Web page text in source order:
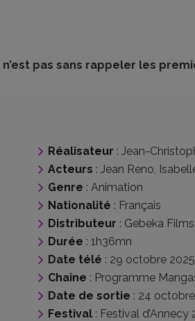
pas sans rappeler les
Réalisateur : Jean-
Acteurs : Jean Reno,
Genre : Animation
Nationalité : Français
Distributeur : Gebeka Films
Durée : 1h36mn
Date télé : 29 octobre 2025
Chaîne : Programme
Date de sortie : 24
Festival : Festival d’Annecy